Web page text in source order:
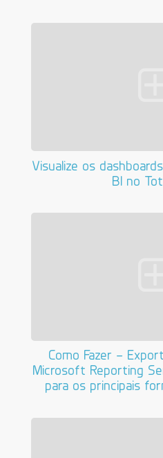
Visualize os
BI no
Como Fazer –
Microsoft Reporting
para os principais